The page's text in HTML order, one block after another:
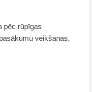
pēc rūpīgas
veikšanas,